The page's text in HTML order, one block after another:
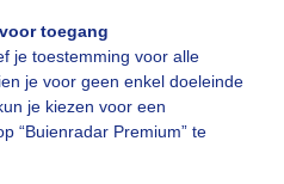
toegang
je toestemming voor alle
je voor geen enkel doeleinde
je kiezen voor een
“Buienradar Premium” te